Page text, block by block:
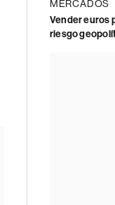
MERCADOS
Vender euros
riesgo